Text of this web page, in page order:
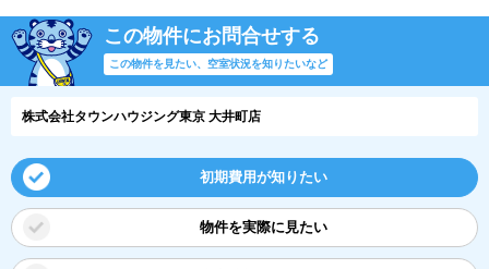
この物件にお問合せする
この物件を見たい、空室状況を知りたいなど
株式会社タウンハウジング東京 大井町店
初期費用が知りたい
物件を実際に見たい